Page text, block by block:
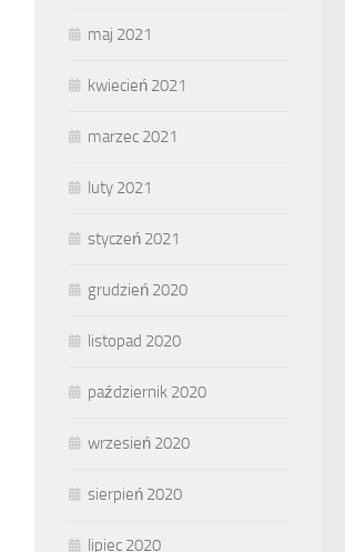
maj 2021
kwiecień 2021
marzec 2021
luty 2021
styczeń 2021
grudzień 2020
listopad 2020
październik 2020
wrzesień 2020
sierpień 2020
lipiec 2020